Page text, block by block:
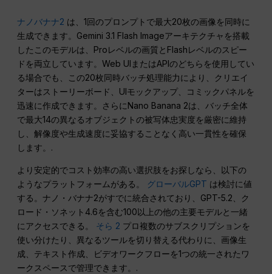
ナノバナナ2 は、1回のプロンプトで最大20枚の画像を同時に
生成できます。Gemini 3.1 Flash Imageアーキテクチャを搭載
したこのモデルは、Proレベルの画質とFlashレベルのスピー
ドを両立しています。Web UIまたはAPIのどちらを使用してい
る場合でも、この20枚同時バッチ処理能力により、クリエイ
ターはストーリーボード、UIモックアップ、コミックパネルを
迅速に作成できます。さらにNano Banana 2は、バッチ全体
で最大14の異なるオブジェクトの被写体忠実度を厳密に維持
し、解像度や生成速度に妥協することなく高い一貫性を確保
します。.
より安定的でコスト効率の高い選択肢をお探しなら、以下の
ようなプラットフォームがある。 グローバルGPT は検討に値
する。ナノ・バナナ2がすでに統合されており、GPT-5.2、ク
ロード・ソネット4.6を含む100以上の他の主要モデルと一緒
にアクセスできる。 そら 2 プロ複数のサブスクリプションを
使い分けたり、異なるツールを切り替える代わりに、画像生
成、テキスト作成、ビデオワークフローを1つの統一されたワ
ークスペースで管理できます。.